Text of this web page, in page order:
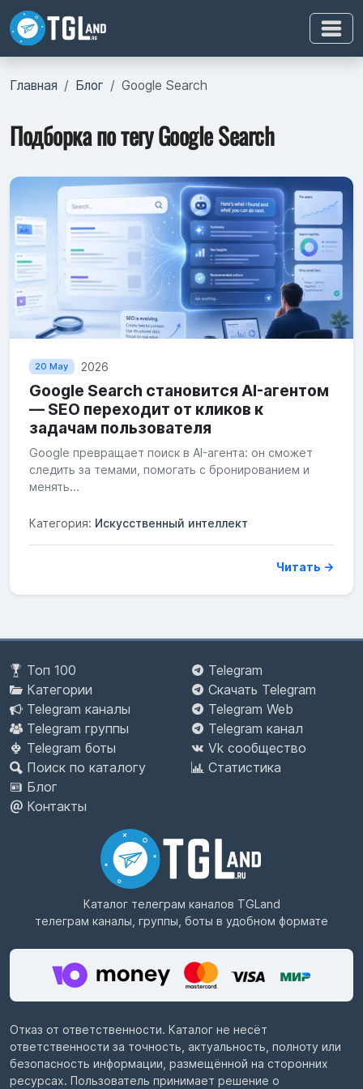
Главная Блог Google Search
Подборка по тегу Google Search
20 May 2026
Google Search становится AI-агентом
— SEO переходит от кликов к
задачам пользователя
Google превращает поиск в AI-агента: он сможет
следить за темами, помогать с бронированием и
менять...
Категория: Искусственный интеллект
Читать →
Топ 100
Категории
Telegram каналы
Telegram группы
Telegram боты
Поиск по каталогу
Блог
Контакты
Telegram
Скачать Telegram
Telegram Web
Telegram канал
Vk сообщество
Статистика
Каталог телеграм каналов TGLand
телеграм каналы, группы, боты в удобном формате
Отказ от ответственности. Каталог не несёт
ответственности за точность, актуальность, полноту или
безопасность информации, размещённой на сторонних
ресурсах. Пользователь принимает решение о